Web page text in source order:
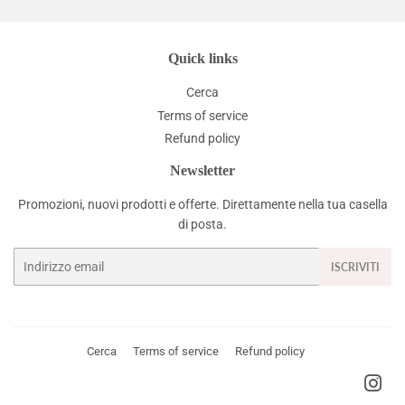
Quick links
Cerca
Terms of service
Refund policy
Newsletter
Promozioni, nuovi prodotti e offerte. Direttamente nella tua casella
di posta.
ISCRIVITI
Cerca Terms of service Refund policy